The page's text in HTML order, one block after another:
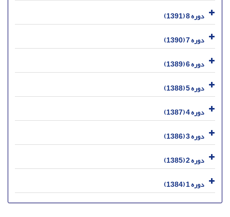
دوره 8 (1391)
دوره 7 (1390)
دوره 6 (1389)
دوره 5 (1388)
دوره 4 (1387)
دوره 3 (1386)
دوره 2 (1385)
دوره 1 (1384)